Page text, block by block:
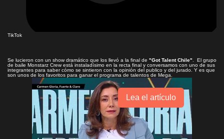
TikTok
Se lucieron con un show dramático que los llevó a la final de "Got Talent Chile" . El grupo
de baile Monstarz Crew está instaladísimo en la recta final y conversamos con uno de sus
integrantes para saber cómo se sintieron con la opinión del publico y del jurado. Y es que
son unos de los favoritos para ganar el programa de talentos de Mega.
Lea el artículo